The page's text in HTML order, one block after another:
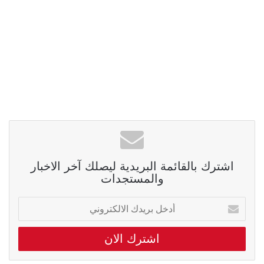
اشترك بالقائمة البريدية ليصلك آخر الاخبار
والمستجدات
أدخل
بريدك
الالكتروني